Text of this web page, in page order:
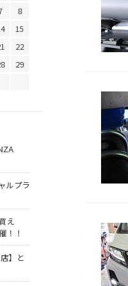
8
15
22
29
ルプラ
え
！！
】と